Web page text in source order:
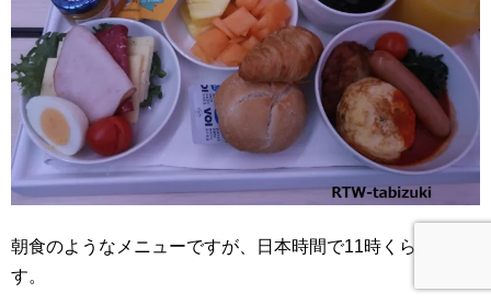
朝食のようなメニューですが、日本時間で11時くらいで
す。